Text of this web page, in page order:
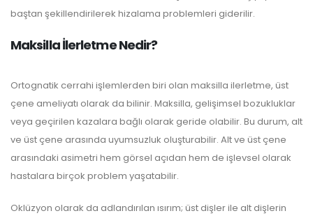
baştan şekillendirilerek hizalama problemleri giderilir.
Maksilla İlerletme Nedir?
Ortognatik cerrahi işlemlerden biri olan maksilla ilerletme, üst
çene ameliyatı olarak da bilinir. Maksilla, gelişimsel bozukluklar
veya geçirilen kazalara bağlı olarak geride olabilir. Bu durum, alt
ve üst çene arasında uyumsuzluk oluşturabilir. Alt ve üst çene
arasındaki asimetri hem görsel açıdan hem de işlevsel olarak
hastalara birçok problem yaşatabilir.
Oklüzyon olarak da adlandırılan ısırım; üst dişler ile alt dişlerin